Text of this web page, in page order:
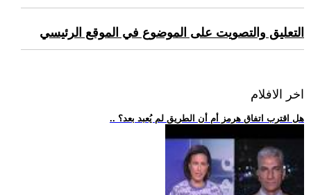
التعليق والتصويت على الموضوع في الموقع الرئيسي
اخر الافلام
.. هل اقترب اتفاق هرمز أم أن الطريق لم يُعبد بعد؟